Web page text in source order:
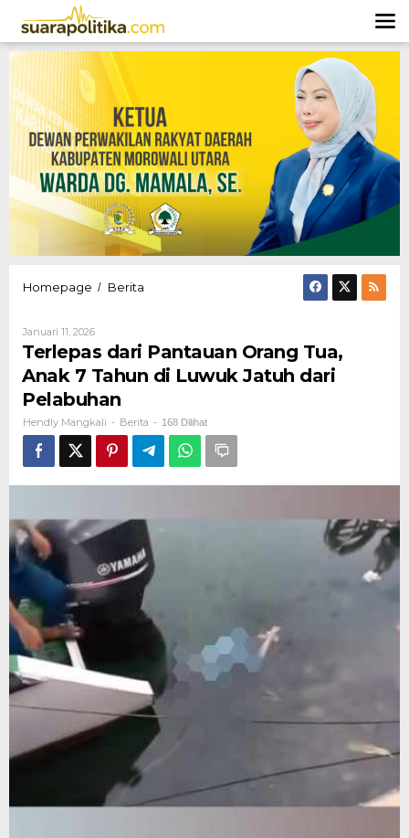
konten
Homepage / Berita
Tua,
Anak
7
di
Luwuk
Jatuh
dari
Pelabuhan
Januari 11, 2026Oleh
Hendly
Mangkali
Terlepas dari Pantauan Orang Tua,
Anak 7 Tahun di Luwuk Jatuh dari
Pelabuhan
Hendly Mangkali - Berita - 168 Dilihat